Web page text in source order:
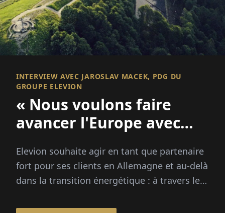
INTERVIEW AVEC JAROSLAV MACEK, PDG DU
GROUPE ELEVION
« Nous voulons faire
avancer l'Europe avec
Elevion souhaite agir en tant que partenaire
fort pour ses clients en Allemagne et au-delà
dans la transition énergétique : à travers le